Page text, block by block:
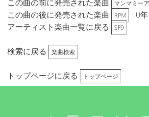
この曲の前に発売された楽曲 マンマミー
この曲の後に発売された楽曲
RPM
0
アーティスト楽曲一覧に戻る
SF9
検索に戻る 楽曲検索
トップページに戻る トップページ